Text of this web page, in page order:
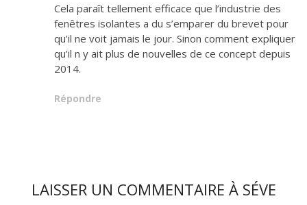
Cela paraît tellement efficace que l’industrie des
fenêtres isolantes a du s’emparer du brevet pour
qu’il ne voit jamais le jour. Sinon comment expliquer
qu’il n y ait plus de nouvelles de ce concept depuis
2014.
Répondre
LAISSER UN COMMENTAIRE À SÉVE